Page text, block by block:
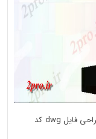
دانلود تری دی جزئیات آتش اجاق گاز طراحی D طراحی فایل dwg کد